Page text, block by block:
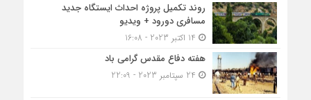
روند تکمیل پروژه احداث ایستگاه جدید
مسافری دورود + ویدیو
هفته دفاع مقدس گرامی باد